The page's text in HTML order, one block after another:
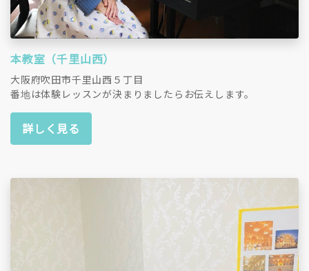
本教室（千里山西）
大阪府吹田市千里山西５丁目
番地は体験レッスンが決まりましたらお伝えします。
詳しく見る